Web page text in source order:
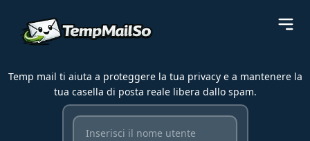
Temp mail ti aiuta a proteggere la tua privacy e a mantenere la
tua casella di posta reale libera dallo spam.